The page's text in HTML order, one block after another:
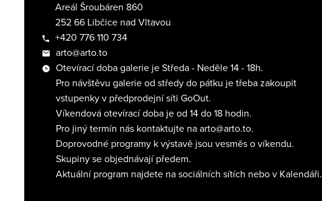
Areál Šroubáren 860
252 66 Libčice nad Vltavou
+420 776 110 734
arto@arto.to
Otevírací doba galerie je Středa - Neděle 14 - 18h.
Pro návštěvu galerie od středy do pátku je třeba zakoupit
vstupenky v předprodejní síti GoOut.
Víkendová otevírací doba je od 14 do 18 hodin.
Pro jiný termín nás kontaktujte na arto@arto.to.
Doprovodné programy k výstavě jsou vesměs o víkendu.
Skupiny se objednávají předem.
Aktuální program najdete na sociálních sítích nebo v Kalendáři.